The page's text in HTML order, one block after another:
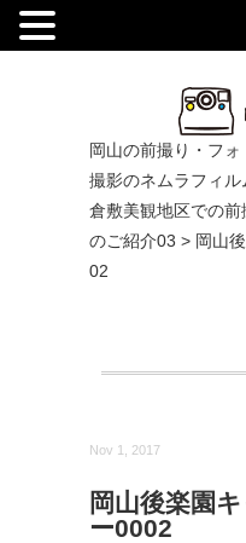
岡山の前撮り・フ
撮影のネムラフィル
倉敷美観地区での
のご紹介03 > 岡山
02
Nov 1, 2017
岡山後楽園
ー0002